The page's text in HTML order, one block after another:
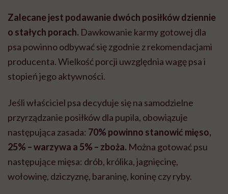
Zalecane jest podawanie dwóch posiłków dziennie
o stałych porach. Dawkowanie karmy gotowej dla
psa powinno odbywać się zgodnie z rekomendacjami
producenta. Wielkość porcji uwzględnia wagę psa i
stopień jego aktywności.
Jeśli właściciel psa decyduje się na samodzielne
przyrządzanie posiłków dla pupila, obowiązuje
następująca zasada: 70% powinno stanowić mięso,
25% – warzywa a 5% – zboża. Można gotować psu
następujące mięsa: drób, królika, jagnięcinę,
wołowinę, dziczyznę, baraninę, koninę czy ryby.